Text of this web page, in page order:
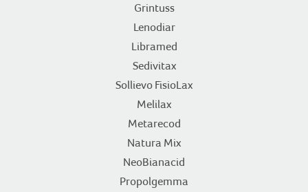
Grintuss
Lenodiar
Libramed
Sedivitax
Sollievo FisioLax
Melilax
Metarecod
Natura Mix
NeoBianacid
Propolgemma